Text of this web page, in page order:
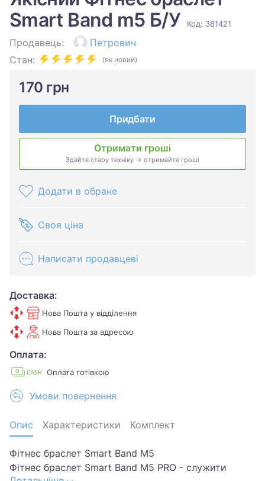
Smart Band m5 Б/У
Код: 381421
Продавець:
Петрович
Стан:
(як новий)
170 грн
Придбати
Отримати гроші
Здайте стару техніку → отримайте гроші
Додати в обране
Своя ціна
Написати продавцеві
Доставка:
Нова Пошта у відділення
Нова Пошта за адресою
Оплата:
Оплата готівкою
Умови повернення
Опис Характеристики Комплект
Фітнес браслет Smart Band M5
Фітнес браслет Smart Band M5 PRO - служити